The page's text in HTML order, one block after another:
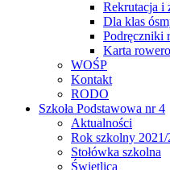
Rekrutacja i
Dla klas
Podręczniki
Karta
WOŚP
Kontakt
RODO
Szkoła Podstawowa nr 4
Aktualności
Rok szkolny 2021/
Stołówka szkolna
Świetlica